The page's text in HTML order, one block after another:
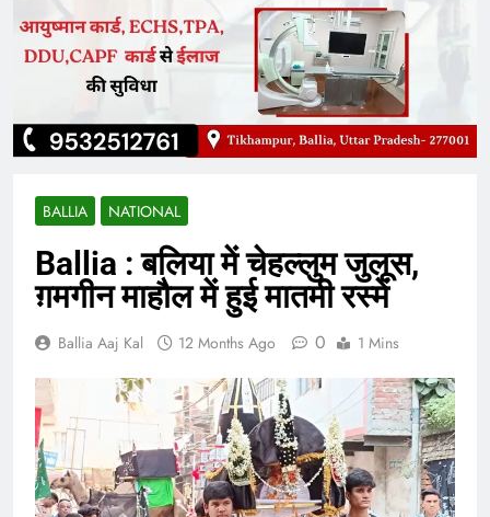
BALLIA NATIONAL
Ballia : बलिया में चेहल्लुम जुलूस,
ग़मगीन माहौल में हुई मातमी रस्में
Ballia Aaj Kal 12 Months Ago 0 1 Mins